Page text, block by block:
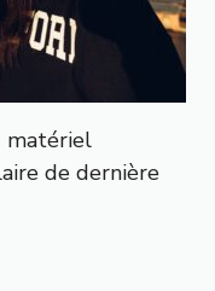
matériel
de dernière